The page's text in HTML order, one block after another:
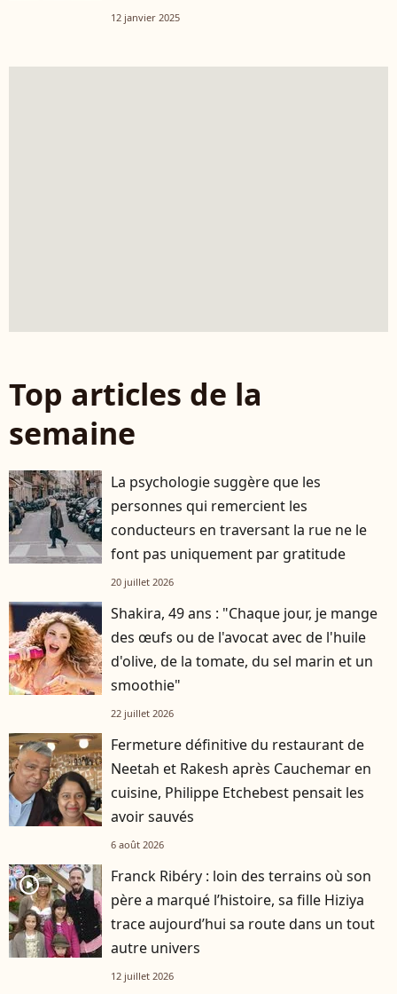
12 janvier 2025
Top articles de la
semaine
La psychologie suggère que les
personnes qui remercient les
conducteurs en traversant la rue ne le
font pas uniquement par gratitude
20 juillet 2026
Shakira, 49 ans : "Chaque jour, je mange
des œufs ou de l'avocat avec de l'huile
d'olive, de la tomate, du sel marin et un
smoothie"
22 juillet 2026
Fermeture définitive du restaurant de
Neetah et Rakesh après Cauchemar en
cuisine, Philippe Etchebest pensait les
avoir sauvés
6 août 2026
player2
Franck Ribéry : loin des terrains où son
père a marqué l’histoire, sa fille Hiziya
trace aujourd’hui sa route dans un tout
autre univers
12 juillet 2026